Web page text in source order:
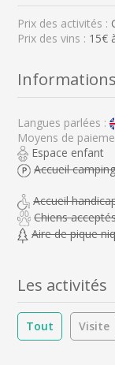
Prix des activités :
Prix des vins : 15€
Langues parlées :
Moyens de
Espace enfant
Accueil
Accueil
Chiens
Aire de pique
Les activités
Tout Visite